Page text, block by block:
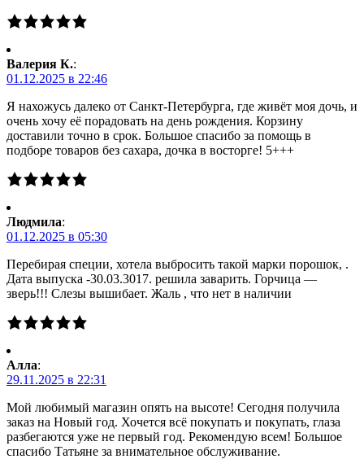
Валерия К.:
01.12.2025 в 22:46
Я нахожусь далеко от Санкт-Петербурга, где живёт моя дочь, и
очень хочу её порадовать на день рождения. Корзину
доставили точно в срок. Большое спасибо за помощь в
подборе товаров без сахара, дочка в восторге! 5+++
Людмила:
01.12.2025 в 05:30
Перебирая специи, хотела выбросить такой марки порошок, .
Дата выпуска -30.03.3017. решила заварить. Горчица —
зверь!!! Слезы вышибает. Жаль , что нет в наличии
Алла:
29.11.2025 в 22:31
Мой любимый магазин опять на высоте! Сегодня получила
заказ на Новый год. Хочется всё покупать и покупать, глаза
разбегаются уже не первый год. Рекомендую всем! Большое
спасибо Татьяне за внимательное обслуживание.